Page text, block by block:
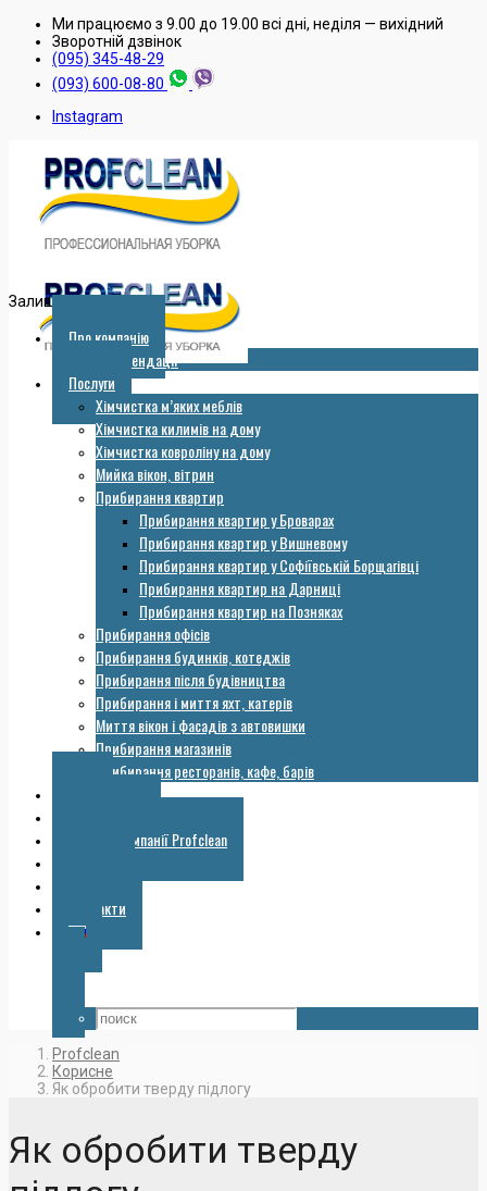
Ми працюємо з 9.00 до 19.00 всі дні, неділя — вихідний
Зворотнiй дзвiнок
(095) 345-48-29
(093) 600-08-80
Instagram
Залишити заявку
Про компанію
Рекомендації
Послуги
Хімчистка м’яких меблів
Хімчистка килимів на дому
Хімчистка ковроліну на дому
Мийка вікон, вітрин
Прибирання квартир
Прибирання квартир у Броварах
Прибирання квартир у Вишневому
Прибирання квартир у Софіївській Борщагівці
Прибирання квартир на Дарниці
Прибирання квартир на Позняках
Прибирання офісів
Прибирання будинків, котеджів
Прибирання після будівництва
Прибирання і миття яхт, катерів
Миття вікон і фасадів з автовишки
Прибирання магазинів
Прибирання ресторанів, кафе, барів
Галерея компанії Profclean
Контакти
Profclean
Корисне
Як обробити тверду підлогу
Як обробити тверду